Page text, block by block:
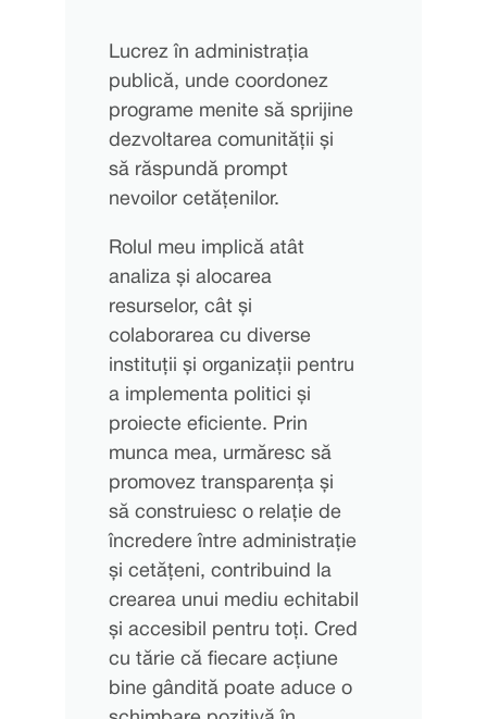
Lucrez în administrația
publică, unde coordonez
programe menite să sprijine
dezvoltarea comunității și
să răspundă prompt
nevoilor cetățenilor.
Rolul meu implică atât
analiza și alocarea
resurselor, cât și
colaborarea cu diverse
instituții și organizații pentru
a implementa politici și
proiecte eficiente. Prin
munca mea, urmăresc să
promovez transparența și
să construiesc o relație de
încredere între administrație
și cetățeni, contribuind la
crearea unui mediu echitabil
și accesibil pentru toți. Cred
cu tărie că fiecare acțiune
bine gândită poate aduce o